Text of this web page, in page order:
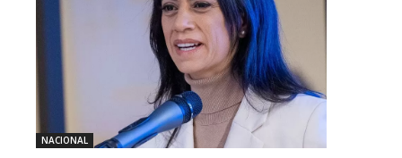
NACIONAL